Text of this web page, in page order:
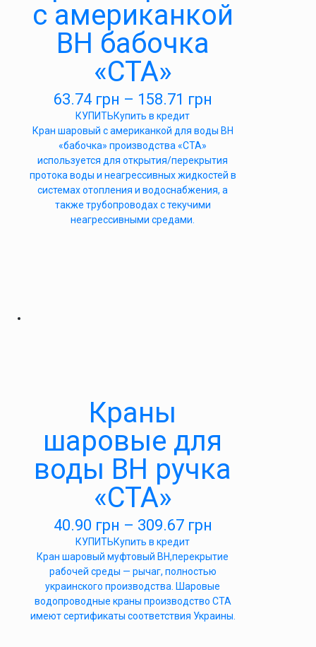
с американкой
ВН бабочка
«СТА»
63.74 грн – 158.71 грн
КУПИТЬКупить в кредит
Кран шаровый с американкой для воды ВН
«бабочка» производства «СТА»
используется для открытия/перекрытия
протока воды и неагрессивных жидкостей в
системах отопления и водоснабжения, а
также трубопроводах с текучими
неагрессивными средами.
Краны
шаровые для
воды ВН ручка
«СТА»
40.90 грн – 309.67 грн
КУПИТЬКупить в кредит
Кран шаровый муфтовый ВН,перекрытие
рабочей среды — рычаг, полностью
украинского производства. Шаровые
водопроводные краны производство СТА
имеют сертификаты соответствия Украины.